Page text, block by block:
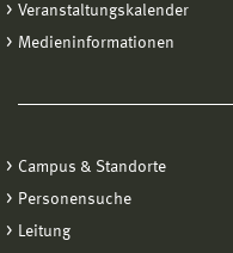
Veranstaltungskalender
Medieninformationen
Campus & Standorte
Personensuche
Leitung